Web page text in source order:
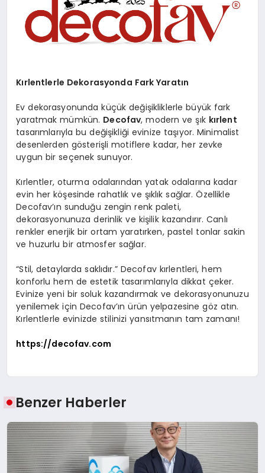
Kırlentlerle Dekorasyonda Fark Yaratın
Ev dekorasyonunda küçük değişikliklerle büyük fark
yaratmak mümkün. Decofav, modern ve şık kırlent
tasarımlarıyla bu değişikliği evinize taşıyor. Minimalist
desenlerden gösterişli motiflere kadar, her zevke
uygun bir seçenek sunuyor.
Kırlentler, oturma odalarından yatak odalarına kadar
evin her köşesinde rahatlık ve şıklık sağlar. Özellikle
Decofav’ın sunduğu zengin renk paleti,
dekorasyonunuza derinlik ve kişilik kazandırır. Canlı
renkler enerjik bir ortam yaratırken, pastel tonlar sakin
ve huzurlu bir atmosfer sağlar.
“Stil, detaylarda saklıdır.” Decofav kırlentleri, hem
konforlu hem de estetik tasarımlarıyla dikkat çeker.
Evinize yeni bir soluk kazandırmak ve dekorasyonunuzu
yenilemek için Decofav’ın ürün yelpazesine göz atın.
Kırlentlerle evinizde stilinizi yansıtmanın tam zamanı!
https://decofav.com
Benzer Haberler